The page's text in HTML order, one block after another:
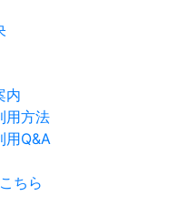
内
用方法
用Q&A
ちら